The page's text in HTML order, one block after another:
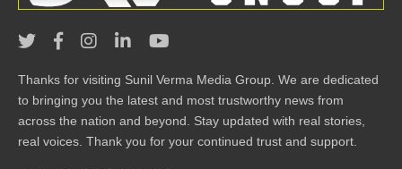
Thanks for visiting Sunil Verma Media Group. We are dedicated
to bringing you the latest and most trustworthy news from
across the nation and beyond. Stay updated with real stories,
real voices. Thank you for your continued trust and support.